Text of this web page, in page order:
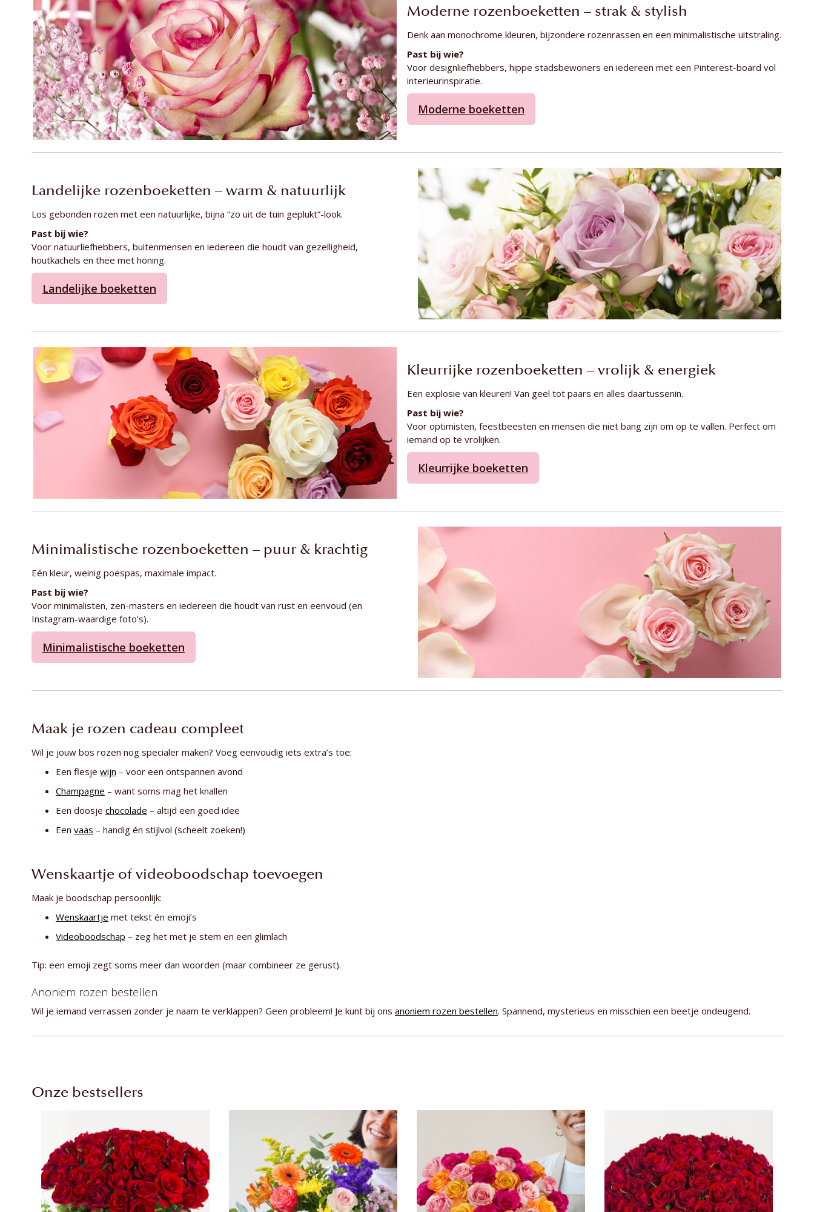
Moderne rozenboeketten – strak & stylish
Denk aan monochrome kleuren, bijzondere rozenrassen en een minimalistische uitstraling.
Past bij wie?
Voor designliefhebbers, hippe stadsbewoners en iedereen met een Pinterest-board vol
interieurinspiratie.
Moderne boeketten
Landelijke rozenboeketten – warm & natuurlijk
Los gebonden rozen met een natuurlijke, bijna “zo uit de tuin geplukt”-look.
Past bij wie?
Voor natuurliefhebbers, buitenmensen en iedereen die houdt van gezelligheid,
houtkachels en thee met honing.
Landelijke boeketten
Kleurrijke rozenboeketten – vrolijk & energiek
Een explosie van kleuren! Van geel tot paars en alles daartussenin.
Past bij wie?
Voor optimisten, feestbeesten en mensen die niet bang zijn om op te vallen. Perfect om
iemand op te vrolijken.
Kleurrijke boeketten
Minimalistische rozenboeketten – puur & krachtig
Eén kleur, weinig poespas, maximale impact.
Past bij wie?
Voor minimalisten, zen-masters en iedereen die houdt van rust en eenvoud (en
Instagram-waardige foto’s).
Minimalistische boeketten
Maak je rozen cadeau compleet
Wil je jouw bos rozen nog specialer maken? Voeg eenvoudig iets extra’s toe:
Een flesje wijn – voor een ontspannen avond
Champagne – want soms mag het knallen
Een doosje chocolade – altijd een goed idee
Een vaas – handig én stijlvol (scheelt zoeken!)
Wenskaartje of videoboodschap toevoegen
Maak je boodschap persoonlijk:
Wenskaartje met tekst én emoji’s
Videoboodschap – zeg het met je stem en een glimlach
Tip: een emoji zegt soms meer dan woorden (maar combineer ze gerust).
Anoniem rozen bestellen
Wil je iemand verrassen zonder je naam te verklappen? Geen probleem! Je kunt bij ons anoniem rozen bestellen. Spannend, mysterieus en misschien een beetje ondeugend.
Onze bestsellers